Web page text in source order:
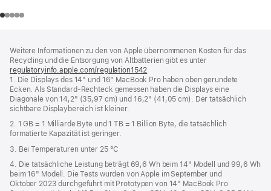
Weitere Informationen zu den von Apple übernommenen Kosten für das
Recycling und die Entsorgung von Altbatterien gibt es unter
regulatoryinfo.apple.com/regulation1542
ein
neues
Fenster)
1. Die Displays des 14" und 16" MacBook Pro haben oben gerundete
Ecken. Als Standard-Rechteck gemessen haben die Displays eine
Diagonale von 14,2" (35,97 cm) und 16,2" (41,05 cm). Der tatsächlich
sichtbare Displaybereich ist kleiner.
2. 1 GB = 1 Milliarde Byte und 1 TB = 1 Billion Byte, die tatsächlich
formatierte Kapazität ist geringer.
3. Bei Temperaturen unter 25 °C
4. Die tatsächliche Leistung beträgt 69,6 Wh beim 14" Modell und 99,6 Wh
beim 16" Modell. Die Tests wurden von Apple im September und
Oktober 2023 durchgeführt mit Prototypen von 14" MacBook Pro